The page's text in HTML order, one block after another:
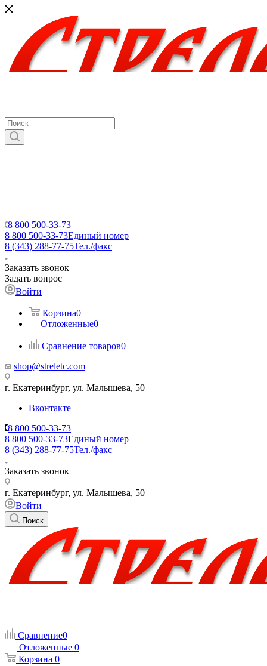
8 800 500-33-73
8 800 500-33-73Единый номер
8 (343) 288-77-75Тел./факс
Заказать звонок
Задать вопрос
Войти
Корзина0
Отложенные0
Сравнение товаров0
shop@streletc.com
г. Екатеринбург, ул. Малышева, 50
Вконтакте
8 800 500-33-73
8 800 500-33-73Единый номер
8 (343) 288-77-75Тел./факс
Заказать звонок
г. Екатеринбург, ул. Малышева, 50
Войти
Поиск
Сравнение0
Отложенные 0
Корзина 0